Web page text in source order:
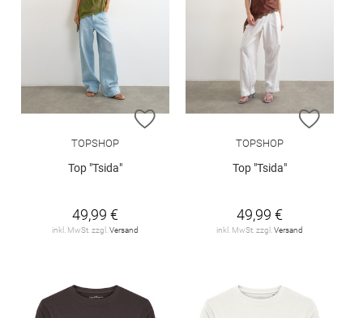
ZUR WUNSCHLISTE HINZUFÜGEN
TOPSHOP
Top "Tsida"
49,99 €
inkl. MwSt. zzgl. Versand
ZUR
TOPSHOP
Top "Tsida"
49,99 €
inkl. MwSt. zzgl. Versand